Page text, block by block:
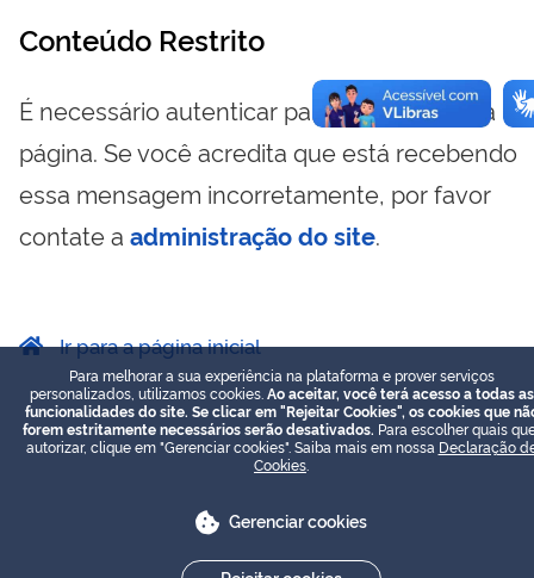
Conteúdo Restrito
É necessário autenticar para visualizar essa
página. Se você acredita que está recebendo
essa mensagem incorretamente, por favor
contate a administração do site.
Ir para a página inicial
Para melhorar a sua experiência na plataforma e prover serviços
personalizados, utilizamos cookies. Ao aceitar, você terá acesso a todas as
funcionalidades do site. Se clicar em "Rejeitar Cookies", os cookies que
forem estritamente necessários serão desativados. Para escolher quais
autorizar, clique em "Gerenciar cookies". Saiba mais em nossa Declaração
Cookies
Gerenciar cookies